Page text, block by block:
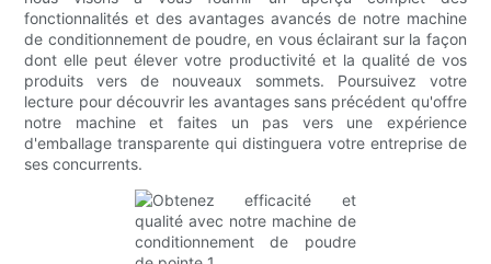
fonctionnalités et des avantages avancés de notre machine
de conditionnement de poudre, en vous éclairant sur la façon
dont elle peut élever votre productivité et la qualité de vos
produits vers de nouveaux sommets. Poursuivez votre
lecture pour découvrir les avantages sans précédent qu'offre
notre machine et faites un pas vers une expérience
d'emballage transparente qui distinguera votre entreprise de
ses concurrents.